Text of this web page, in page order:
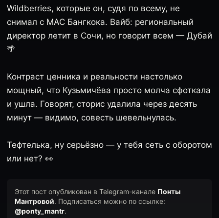
Wildberries, которые он, судя по всему, не
снимал с MAC Бангкока. Вайб: региональный
директор летит в Сочи, но говорит всем — Дубай
🌴
Контраст ценника и реальности настолько
мощный, что Кузьмичёва просто молча сфоткала
и ушла. Говорят, сторис удалила через десять
минут — видимо, совесть шевельнулась.
Тефтелька, ну серьёзно — у тебя сеть с оборотом
или нет? 👀
Этот пост опубликован в Telegram-канале Понты
Мантровой. Подписаться можно по ссылке:
@ponty_mantr.